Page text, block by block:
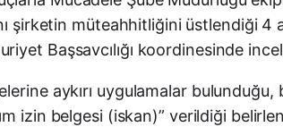
şirketin müteahhitliğini üstlendiği 4
Başsavcılığı koordinesinde
aykırı uygulamalar
izin belgesi (iskan)” verildiği